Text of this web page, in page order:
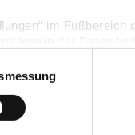
im Fußbereich
3m
Paper Poetry